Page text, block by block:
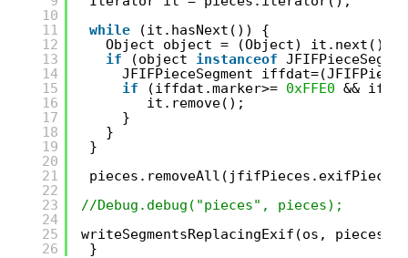
10
11
12
13
14
15
16
17
18
19
20
21
22
23
24
25
26
while
(it.hasNext()) {
Object object = (Object) it.next();
if
(object instanceof
JFIFPieceSegment
if
(iffdat.marker>= 0xFFE0 &&
it.remove();
}
}
}
//Debug.debug("pieces", pieces);
writeSegmentsReplacingExif(os, pieces,
}